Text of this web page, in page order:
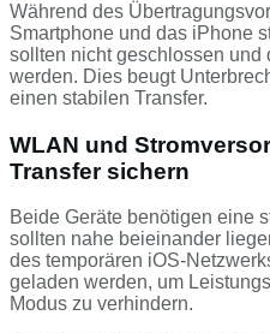
Während des
Smartphone und das iPhone
sollten nicht geschlossen und
werden. Dies beugt
einen stabilen Transfer.
WLAN und
Transfer sichern
Beide Geräte benötigen eine
sollten nahe beieinander
des temporären iOS-
geladen werden, um
Modus zu verhindern.